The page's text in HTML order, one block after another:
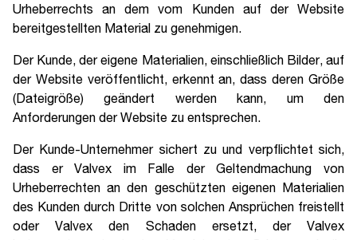
Urheberrechts an dem vom Kunden auf der Website
bereitgestellten Material zu genehmigen.
Der Kunde, der eigene Materialien, einschließlich Bilder, auf
der Website veröffentlicht, erkennt an, dass deren Größe
(Dateigröße) geändert werden kann, um den
Anforderungen der Website zu entsprechen.
Der Kunde-Unternehmer sichert zu und verpflichtet sich,
dass er Valvex im Falle der Geltendmachung von
Urheberrechten an den geschützten eigenen Materialien
des Kunden durch Dritte von solchen Ansprüchen freistellt
oder Valvex den Schaden ersetzt, der Valvex